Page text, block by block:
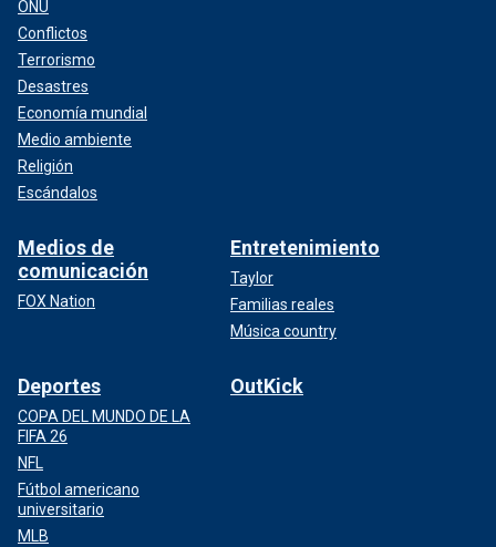
ONU
Conflictos
Terrorismo
Desastres
Economía mundial
Medio ambiente
Religión
Escándalos
Medios de
comunicación
FOX Nation
Entretenimiento
Taylor
Familias reales
Música country
Deportes
COPA DEL MUNDO DE LA
FIFA 26
NFL
Fútbol americano
universitario
MLB
OutKick